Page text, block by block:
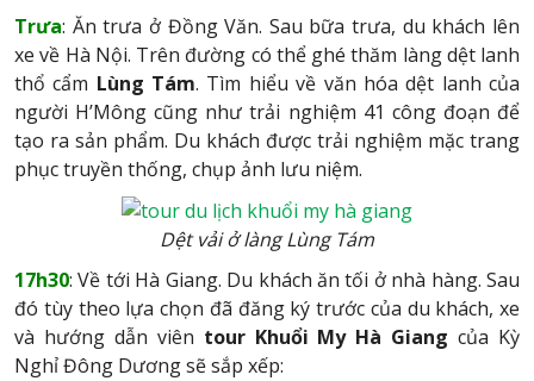
Trưa: Ăn trưa ở Đồng Văn. Sau bữa trưa, du khách lên
xe về Hà Nội. Trên đường có thể ghé thăm làng dệt lanh
thổ cẩm Lùng Tám. Tìm hiểu về văn hóa dệt lanh của
người H’Mông cũng như trải nghiệm 41 công đoạn để
tạo ra sản phẩm. Du khách được trải nghiệm mặc trang
phục truyền thống, chụp ảnh lưu niệm.
Dệt vải ở làng Lùng Tám
17h30: Về tới Hà Giang. Du khách ăn tối ở nhà hàng. Sau
đó tùy theo lựa chọn đã đăng ký trước của du khách, xe
và hướng dẫn viên tour Khuổi My Hà Giangcủa Kỳ
Nghỉ Đông Dương sẽ sắp xếp: